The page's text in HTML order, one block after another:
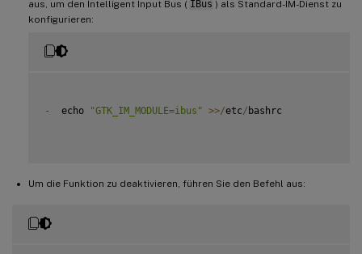
aus, um den Intelligent Input Bus ( IBus ) als Standard-IM-Dienst zu
konfigurieren:
-
  echo
"GTK_IM_MODULE=ibus" >>/etc/ bashrc
Um die Funktion zu deaktivieren, führen Sie den Befehl aus: